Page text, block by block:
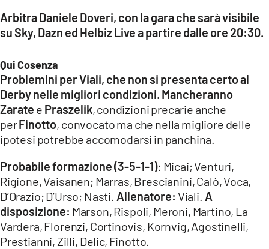
LACITYMAG.IT
COSENZACHANNEL.IT
ILVIBONESE.IT
CATANZAROCHANNEL.IT
LACAPITALENEWS.IT
App
ANDROID
APPLE
Arbitra Daniele Doveri, con la gara che sarà visibile
su Sky, Dazn ed Helbiz Live a partire dalle ore 20:30.
Qui Cosenza
Problemini per Viali, che non si presenta certo al
Derby nelle migliori condizioni. Mancheranno
Zarate e Praszelik, condizioni precarie anche
perFinotto, convocato ma che nella migliore delle
ipotesi potrebbe accomodarsi in panchina.
Probabile formazione (3-5-1-1): Micai; Venturi,
Rigione, Vaisanen; Marras, Brescianini, Calò, Voca,
D’Orazio; D’Urso; Nasti. Allenatore: Viali. A
disposizione: Marson, Rispoli, Meroni, Martino, La
Vardera, Florenzi, Cortinovis, Kornvig, Agostinelli,
Prestianni, Zilli, Delic, Finotto.